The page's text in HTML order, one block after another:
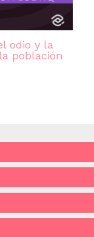
odio y la
población